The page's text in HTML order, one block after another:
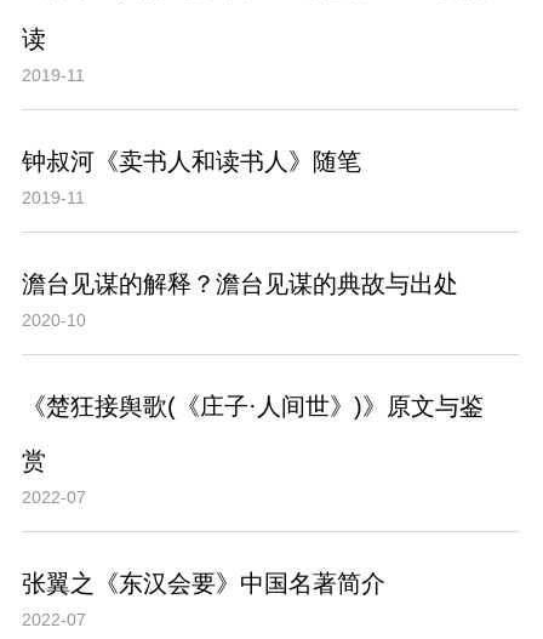
读
2019-11
钟叔河《卖书人和读书人》随笔
2019-11
澹台见谋的解释？澹台见谋的典故与出处
2020-10
《楚狂接舆歌(《庄子·人间世》)》原文与鉴
赏
2022-07
张翼之《东汉会要》中国名著简介
2022-07